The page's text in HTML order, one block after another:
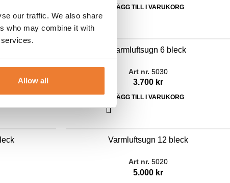
our traffic. We also share
who may combine it with
Allow all
LÄGG TILL I VARUKORG
Varmluftsugn 6 bleck
Art nr. 5030
3.700 kr
LÄGG TILL I VARUKORG
Varmluftsugn 12 bleck
Art nr. 5020
5.000 kr